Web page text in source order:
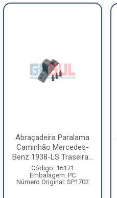
Abraçadeira Paralama
Caminhão Mercedes-
Benz 1938-LS Traseira...
Código: 16171
Embalagem: PC
Número Original: SP1702